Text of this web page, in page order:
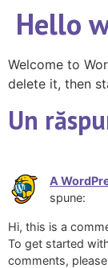
Hello
Welcome to
delete it, then
Un
A
spune:
Hi, this is a
To get started
comments,